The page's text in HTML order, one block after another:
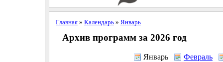
Главная» Календарь» Январь
Архив программ за 2026 год
Январь
Февраль